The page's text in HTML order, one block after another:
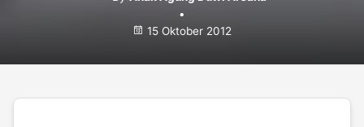
•
15 Oktober 2012